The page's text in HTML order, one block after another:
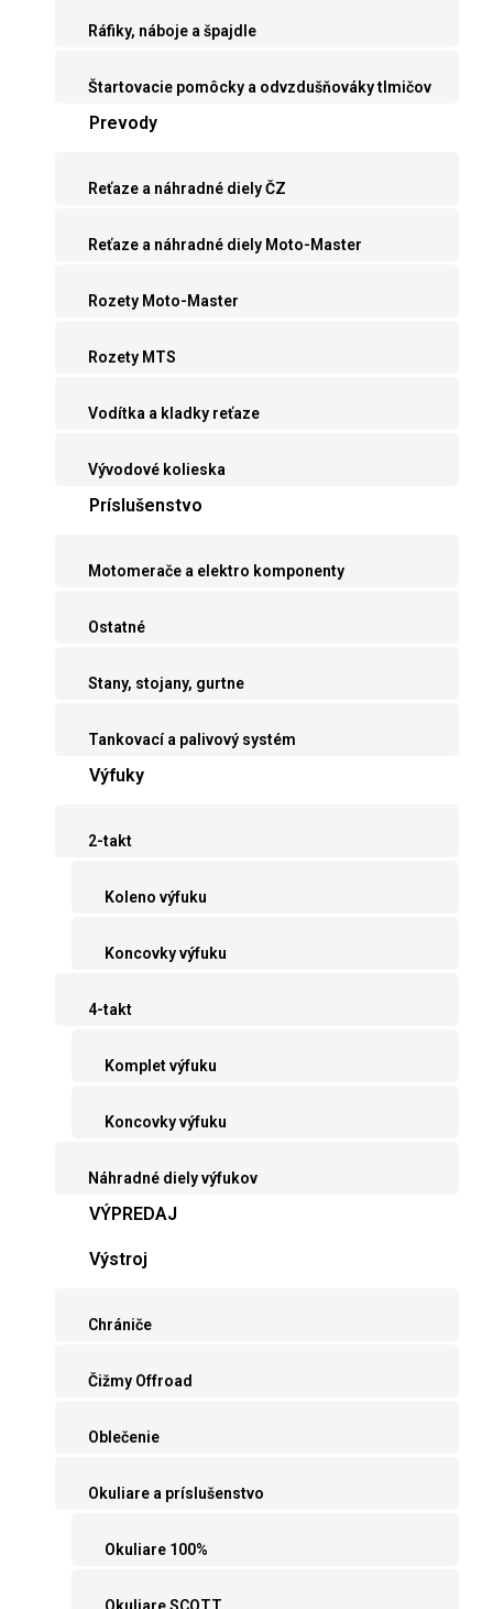
Ráfiky, náboje a špajdle
Štartovacie pomôcky a odvzdušňováky tlmičov
Prevody
Reťaze a náhradné diely ČZ
Reťaze a náhradné diely Moto-Master
Rozety Moto-Master
Rozety MTS
Vodítka a kladky reťaze
Vývodové kolieska
Príslušenstvo
Motomerače a elektro komponenty
Ostatné
Stany, stojany, gurtne
Tankovací a palivový systém
Výfuky
2-takt
Koleno výfuku
Koncovky výfuku
4-takt
Komplet výfuku
Koncovky výfuku
Náhradné diely výfukov
VÝPREDAJ
Výstroj
Chrániče
Čižmy Offroad
Oblečenie
Okuliare a príslušenstvo
Okuliare 100%
Okuliare SCOTT